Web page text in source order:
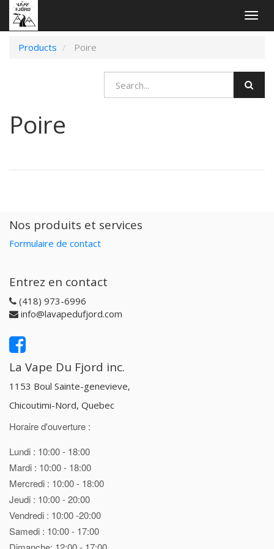
Products
Poire
Poire
Nos produits et services
Formulaire de contact
Entrez en contact
(418) 973-6996
info@lavapedufjord.com
La Vape Du Fjord inc.
1153 Boul Sainte-genevieve,
Chicoutimi-Nord, Quebec
Horaire d'ouverture :
Lundi : 10:00 - 18:00
Mardi : 10:00 - 18:00
Mercredi : 10:00 - 18:00
Jeudi : 10:00 - 20:00
Vendredi : 10:00 -20:00
Samedi : 10:00 - 17:00